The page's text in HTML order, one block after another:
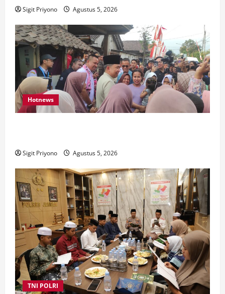
Sigit Priyono Agustus 5, 2026
Hotnews
Sigit Priyono Agustus 5, 2026
TNI POLRI